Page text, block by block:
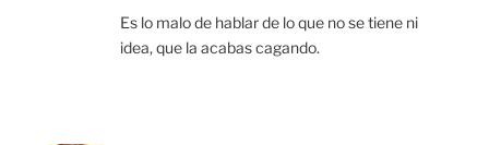
Es lo malo de hablar de lo que no se tiene ni
idea, que la acabas cagando.